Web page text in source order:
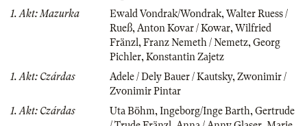
1. Akt: Mazurka
Ewald Vondrak/Wondrak, Walter Ruess /
Rueß, Anton Kovar / Kowar, Wilfried
Fränzl , Franz Nemeth / Nemetz, Georg
Pichler, Konstantin Zajetz
1. Akt: Czárdas
Adele / Dely Bauer / Kautsky, Zwonimir /
Zvonimir Pintar
1. Akt: Czárdas
Uta Böhm, Ingeborg/Inge Barth, Gertrude